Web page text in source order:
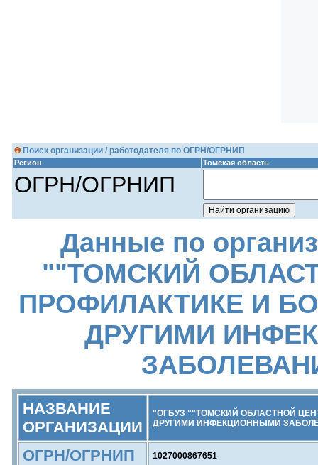
Поиск организации / работодателя по ОГРН/ОГРНИП
Регион Томская область
ОГРН/ОГРНИП
Данные по
""ТОМСКИЙ
ПРОФИЛАКТИКЕ И
ДРУГИМИ
НАЗВАНИЕ
ОРГАНИЗАЦИИ
"ОГБУЗ ""ТОМСКИЙ ОБЛАСТНОЙ
ДРУГИМИ ИНФЕКЦИОННЫМИ
ОГРН/ОГРНИП 1027000867651